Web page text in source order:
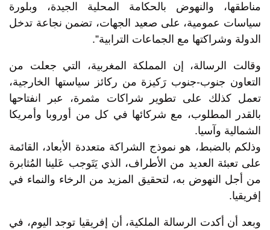
مناطقها، والنهوض بالحكامة المحلية الجيدة، وبلورة
سياسات عمومية، على صعيد الجهات، تضمن نجاعة تدخل
الدولة وشراكتها مع الجماعات الترابية”.
وقالت الرسالة، إن المملكة المغربية، التي جعلت من
التعاون جنوب-جنوب رَكيزة من ركائز سياستها الخارجية،
تعمل كذلك على تطوير شراكات مثمرة، عبر انفتاحها
بالقدر المطلوب، مع شركائها في كل من أوروبا وأمريكا
الشمالية وآسيا.
وذلكم بالضبط، هو نموذج الشراكة متعددة الأبعاد، القائمة
على تعبئة العديد من الأطراف، الذي يَتَوجب عَلينا المُثابرة
من أجل النهوض به، لتحقيق المزيد من الرخاء والنماء في
إفريقيا.
وبعد أن أكدت الرسالة الملكية، أن إفريقيا توجد اليوم، في